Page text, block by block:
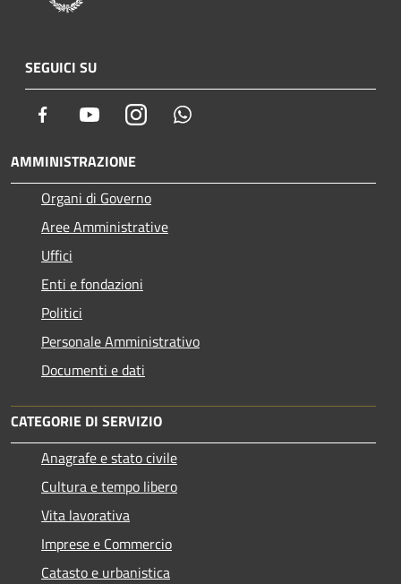
SEGUICI SU
Facebook YoutubeInstagram
AMMINISTRAZIONE
Organi di Governo
Aree Amministrative
Uffici
Enti e fondazioni
Politici
Personale Amministrativo
Documenti e dati
CATEGORIE DI SERVIZIO
Anagrafe e stato civile
Cultura e tempo libero
Vita lavorativa
Imprese e Commercio
Catasto e urbanistica